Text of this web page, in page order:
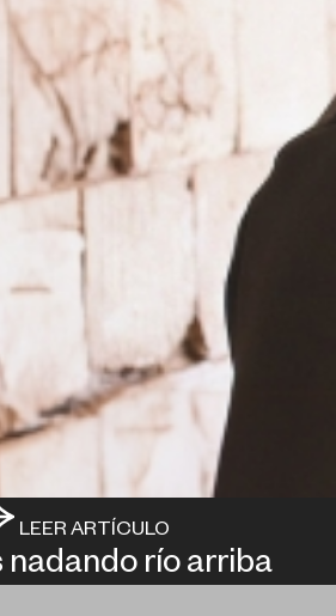
LEER ARTÍCULO
nadando río arriba